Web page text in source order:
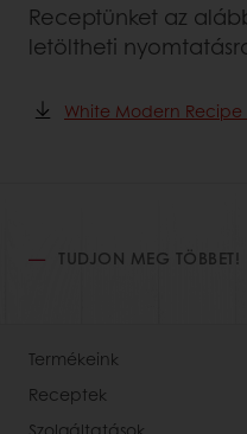
Receptünket az
letöltheti
White Modern Recipe
TUDJON MEG TÖBBET!
Termékeink
Receptek